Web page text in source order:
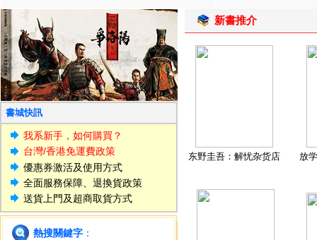
書城快訊
我系新手，如何購買？
台灣/香港免運費政策
優惠券激活及使用方式
全面服務保障、退換貨政策
送貨上門及超商取貨方式
熱搜關鍵字 ：
新書推介
东野圭吾：解忧杂货店 放